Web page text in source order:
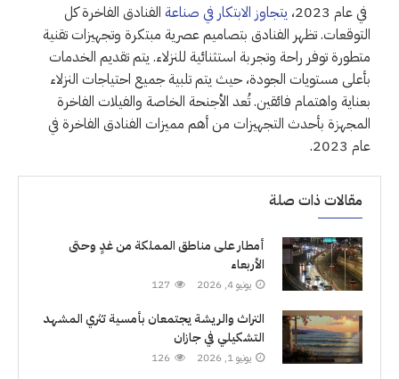
في عام 2023، يتجاوز الابتكار في صناعة الفنادق الفاخرة كل
التوقعات. تظهر الفنادق بتصاميم عصرية مبتكرة وتجهيزات تقنية
متطورة توفر راحة وتجربة استثنائية للنزلاء. يتم تقديم الخدمات
بأعلى مستويات الجودة، حيث يتم تلبية جميع احتياجات النزلاء
بعناية واهتمام فائقين. تُعد الأجنحة الخاصة والفيلات الفاخرة
المجهزة بأحدث التجهيزات من أهم مميزات الفنادق الفاخرة في
عام 2023.
مقالات ذات صلة
أمطار على مناطق المملكة من غدٍ وحتى
الأربعاء
يونيو 4, 2026 127
التراث والريشة يجتمعان بأمسية تثري المشهد
التشكيلي في جازان
يونيو 1, 2026 126